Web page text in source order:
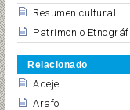
Resumen cultural
Patrimonio
Relacionado
Adeje
Arafo